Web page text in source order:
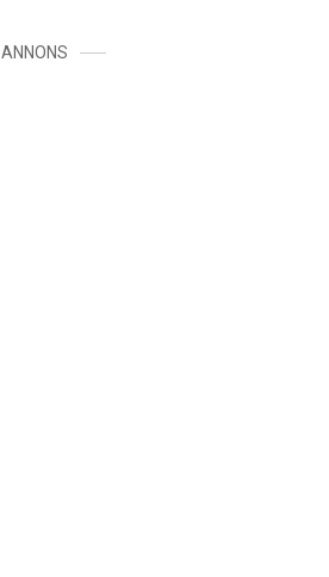
ANNONS